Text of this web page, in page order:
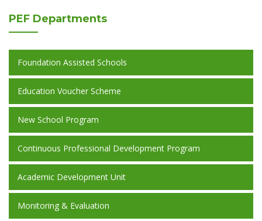
PEF Departments
Foundation Assisted Schools
Education Voucher Scheme
New School Program
Continuous Professional Development Program
Academic Development Unit
Monitoring & Evaluation